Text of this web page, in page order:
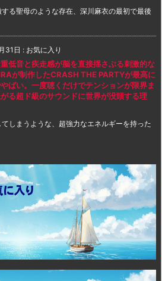
る聖母のような存在、深川麻衣の最初で最後
31日 : お気に入り
低音と疾走感が脳を直接揺さぶる刺激的な
が制作したCRASH THE PARTYが最高に
ばい。一度聴くだけでテンションが限界ま
る超ド級のサウンドに世界が没頭する理
しまうような、超強力なエネルギーを持った